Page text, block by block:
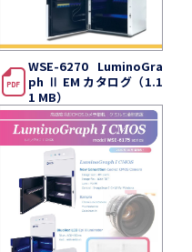
WSE-6270 LuminoGra
ph Ⅱ EM カタログ（1.1
1 MB）